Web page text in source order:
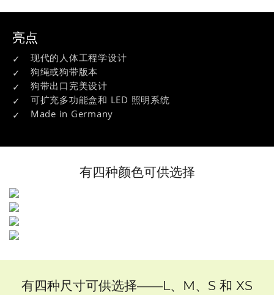
亮点
现代的人体工程学设计
狗绳或狗带版本
狗带出口完美设计
可扩充多功能盒和 LED 照明系统
Made in Germany
有四种颜色可供选择
有四种尺寸可供选择——L、M、S 和 XS